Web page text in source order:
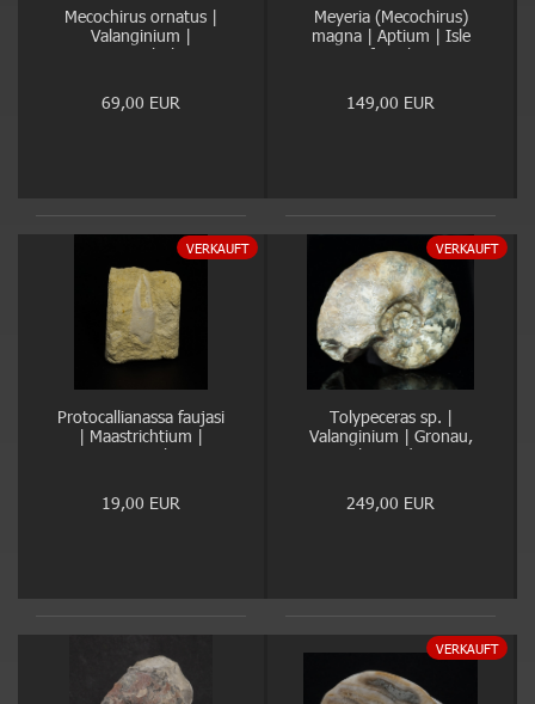
Mecochirus ornatus |
Valanginium |
Heisterholz
69,00 EUR
Meyeria (Mecochirus)
magna | Aptium | Isle
of Wight
149,00 EUR
VERKAUFT
Protocallianassa faujasi
| Maastrichtium |
Maastricht
19,00 EUR
VERKAUFT
Tolypeceras sp. |
Valanginium | Gronau,
Ziegelei Gerdemann
249,00 EUR
VERKAUFT